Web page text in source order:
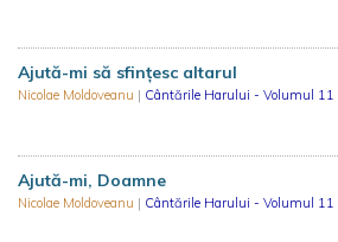
Ajută-mi să sfințesc altarul
Nicolae Moldoveanu | Cântările Harului - Volumul 11
Ajută-mi, Doamne
Nicolae Moldoveanu | Cântările Harului - Volumul 11